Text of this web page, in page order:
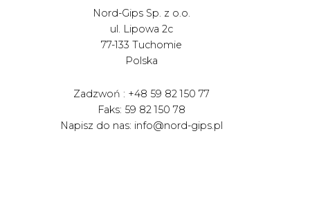
Nord-Gips Sp. z o.o.
ul. Lipowa 2c
77-133 Tuchomie
Polska
Zadzwoń : +48 59 82 150 77
Faks: 59 82 150 78
Napisz do nas: info@nord-gips.pl